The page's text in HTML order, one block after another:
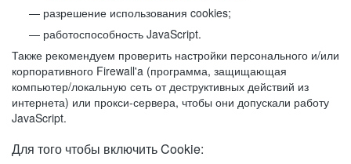
разрешение использования cookies;
работоспособность JavaScript.
Также рекомендуем проверить настройки персонального и/или
корпоративного Firewall'a (программа, защищающая
компьютер/локальную сеть от деструктивных действий из
интернета) или прокси-сервера, чтобы они допускали работу
JavaScript.
Для того чтобы включить Cookie: